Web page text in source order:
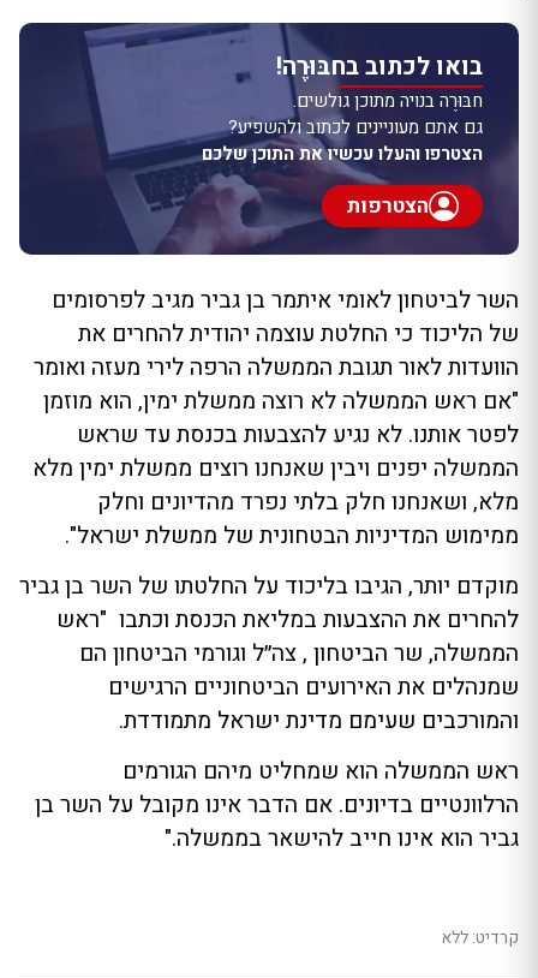
בואו לכתוב בחבּוּרֶה!
חבּוּרֶה בנויה מתוכן גולשים.
גם אתם מעוניינים לכתוב ולהשפיע?
הצטרפו והעלו עכשיו את התוכן שלכם
הצטרפות
השר לביטחון לאומי איתמר בן גביר מגיב לפרסומים
של הליכוד כי החלטת עוצמה יהודית להחרים את
הוועדות לאור תגובת הממשלה הרפה לירי מעזה ואומר
"אם ראש הממשלה לא רוצה ממשלת ימין, הוא מוזמן
לפטר אותנו. לא נגיע להצבעות בכנסת עד שראש
הממשלה יפנים ויבין שאנחנו רוצים ממשלת ימין מלא
מלא, ושאנחנו חלק בלתי נפרד מהדיונים וחלק
ממימוש המדיניות הבטחונית של ממשלת ישראל".
מוקדם יותר, הגיבו בליכוד על החלטתו של השר בן גביר
להחרים את ההצבעות במליאת הכנסת וכתבו "ראש
הממשלה, שר הביטחון , צה״ל וגורמי הביטחון הם
שמנהלים את האירועים הביטחוניים הרגישים
והמורכבים שעימם מדינת ישראל מתמודדת.
ראש הממשלה הוא שמחליט מיהם הגורמים
הרלוונטיים בדיונים. אם הדבר אינו מקובל על השר בן
גביר הוא אינו חייב להישאר בממשלה."
קרדיט: ללא